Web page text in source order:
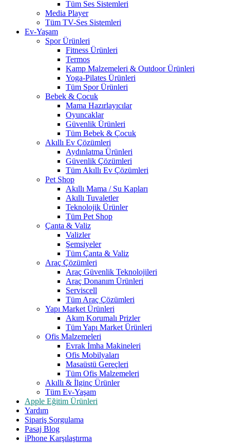
Tüm Ses Sistemleri
Media Player
Tüm TV-Ses Sistemleri
Ev-Yaşam
Spor Ürünleri
Fitness Ürünleri
Termos
Kamp Malzemeleri & Outdoor Ürünleri
Yoga-Pilates Ürünleri
Tüm Spor Ürünleri
Bebek & Çocuk
Mama Hazırlayıcılar
Oyuncaklar
Güvenlik Ürünleri
Tüm Bebek & Çocuk
Akıllı Ev Çözümleri
Aydınlatma Ürünleri
Güvenlik Çözümleri
Tüm Akıllı Ev Çözümleri
Pet Shop
Akıllı Mama / Su Kapları
Akıllı Tuvaletler
Teknolojik Ürünler
Tüm Pet Shop
Çanta & Valiz
Valizler
Şemsiyeler
Tüm Çanta & Valiz
Araç Çözümleri
Araç Güvenlik Teknolojileri
Araç Donanım Ürünleri
Serviscell
Tüm Araç Çözümleri
Yapı Market Ürünleri
Akım Korumalı Prizler
Tüm Yapı Market Ürünleri
Ofis Malzemeleri
Evrak İmha Makineleri
Ofis Mobilyaları
Masaüstü Gereçleri
Tüm Ofis Malzemeleri
Akıllı & İlginç Ürünler
Tüm Ev-Yaşam
Apple Eğitim Ürünleri
Yardım
Sipariş Sorgulama
Pasaj Blog
iPhone Karşılaştırma